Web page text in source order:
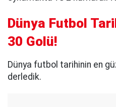
Dünya Futbol
30 Golü!
Dünya futbol tarihinin en
derledik.